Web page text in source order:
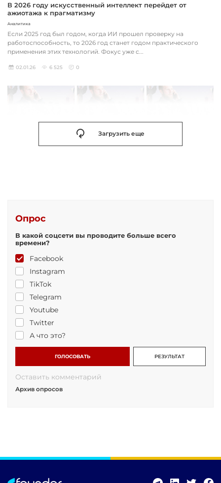
В 2026 году искусственный интеллект перейдет от
ажиотажа к прагматизму
Аналитика
Если 2025 год был годом, когда ИИ прошел проверку на
работоспособность, то 2026 год станет годом практического
применения этих технологий. Фокус уже с...
02.01.26 6 525 0
Загрузить еще
Опрос
В какой соцсети вы проводите больше всего
времени?
Facebook
Instagram
TikTok
Telegram
Youtube
Twitter
А что это?
ГОЛОСОВАТЬ РЕЗУЛЬТАТ
Оставить комментарий
Архив опросов